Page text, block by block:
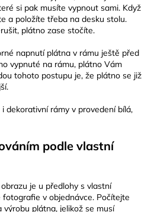
si pak musíte vypnout sami. Když
a položíte třeba na desku stolu.
plátno zase stočíte.
napnutí plátna v rámu ještě před
vypnuté na rámu, plátno Vám
tohoto postupu je, že plátno se již
dekorativní rámy v provedení bílá,
podle vlastní
je u předlohy s vlastní
v objednávce. Počítejte
plátna, jelikož se musí